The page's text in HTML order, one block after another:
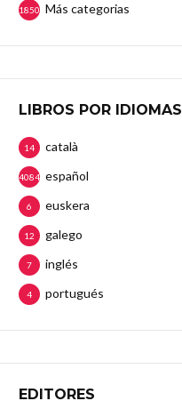
Más categorias
1850
LIBROS POR IDIOMAS
català
14
español
4084
euskera
6
galego
12
inglés
7
portugués
4
EDITORES